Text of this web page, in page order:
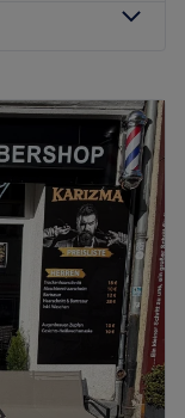
09:00–18:00
09:00 – 18:00
09:00–18:00
09:00–18:00
08:00–15:00
Geschlossen
eine Kunst –
der
nur mit
Können. Worauf